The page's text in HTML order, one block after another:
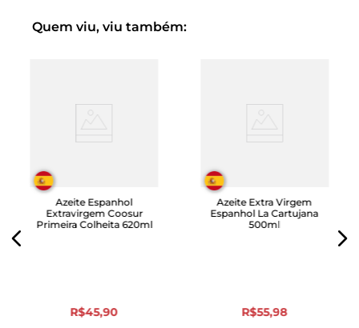
Quem viu, viu também:
Azeite Espanhol
Extravirgem Coosur
Primeira Colheita 620ml
R$45,90
Azeite Extra Virgem
Espanhol La Cartujana
500ml
R$55,98